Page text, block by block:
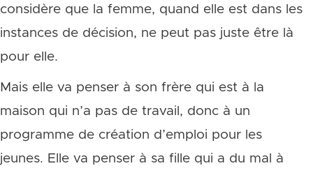
considère que la femme, quand elle est dans les
instances de décision, ne peut pas juste être là
pour elle.
Mais elle va penser à son frère qui est à la
maison qui n’a pas de travail, donc à un
programme de création d’emploi pour les
jeunes. Elle va penser à sa fille qui a du mal à